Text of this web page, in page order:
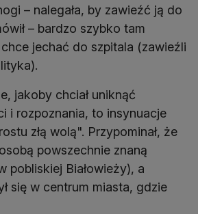
– nalegała, by zawieźć ją do
– bardzo szybko tam
jechać do szpitala (zawieźli
jakoby chciał uniknąć
i rozpoznania, to insynuacje
złą wolą". Przypominał, że
powszechnie znaną
pobliskiej Białowieży), a
się w centrum miasta, gdzie